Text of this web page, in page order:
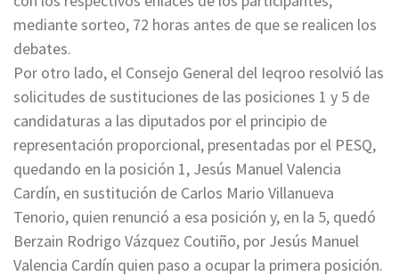
mediante sorteo, 72 horas antes de que se realicen los
debates.
Por otro lado, el Consejo General del Ieqroo resolvió las
solicitudes de sustituciones de las posiciones 1 y 5 de
candidaturas a las diputados por el principio de
representación proporcional, presentadas por el PESQ,
quedando en la posición 1, Jesús Manuel Valencia
Cardín, en sustitución de Carlos Mario Villanueva
Tenorio, quien renunció a esa posición y, en la 5, quedó
Berzain Rodrigo Vázquez Coutiño, por Jesús Manuel
Valencia Cardín quien paso a ocupar la primera posición.